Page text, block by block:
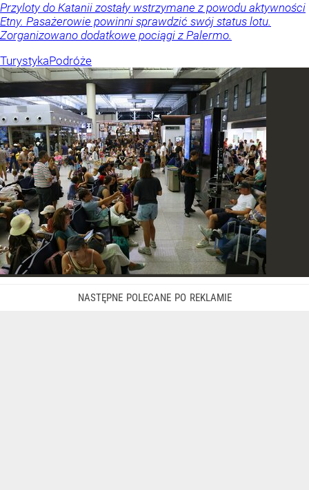
Przyloty do Katanii zostały wstrzymane z powodu aktywności
Etny. Pasażerowie powinni sprawdzić swój status lotu.
Zorganizowano dodatkowe pociągi z Palermo.
TurystykaPodróże